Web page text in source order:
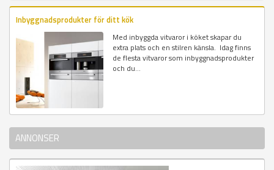
Inbyggnadsprodukter för ditt kök
Med inbyggda vitvaror i köket skapar du
extra plats och en stilren känsla. Idag finns
de flesta vitvaror som inbyggnadsprodukter
och du...
ANNONSER